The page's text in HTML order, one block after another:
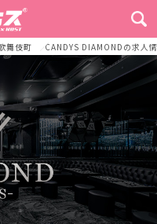
舞伎町 CANDYS DIAMONDの求人
採用プロセス